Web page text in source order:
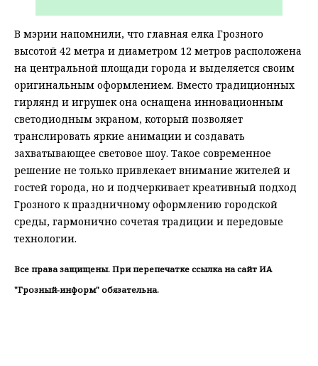
В мэрии напомнили, что главная елка Грозного
высотой 42 метра и диаметром 12 метров расположена
на центральной площади города и выделяется своим
оригинальным оформлением. Вместо традиционных
гирлянд и игрушек она оснащена инновационным
светодиодным экраном, который позволяет
транслировать яркие анимации и создавать
захватывающее световое шоу. Такое современное
решение не только привлекает внимание жителей и
гостей города, но и подчеркивает креативный подход
Грозного к праздничному оформлению городской
среды, гармонично сочетая традиции и передовые
технологии.
Все права защищены. При перепечатке ссылка на сайт ИА
"Грозный-информ" обязательна.